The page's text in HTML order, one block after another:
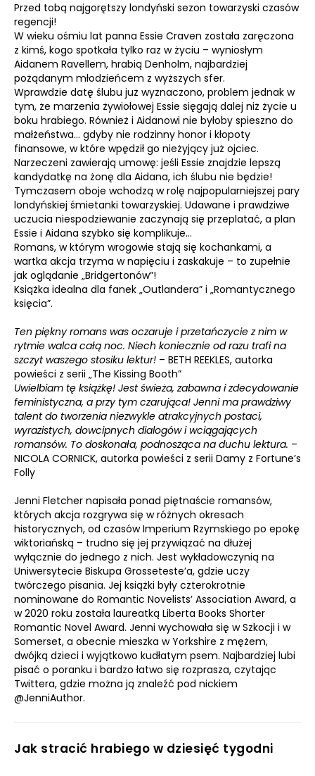
Przed tobą najgorętszy londyński sezon towarzyski czasów
regencji!
W wieku ośmiu lat panna Essie Craven została zaręczona
z kimś, kogo spotkała tylko raz w życiu – wyniosłym
Aidanem Ravellem, hrabią Denholm, najbardziej
pożądanym młodzieńcem z wyższych sfer.
Wprawdzie datę ślubu już wyznaczono, problem jednak w
tym, że marzenia żywiołowej Essie sięgają dalej niż życie u
boku hrabiego. Również i Aidanowi nie byłoby spieszno do
małżeństwa… gdyby nie rodzinny honor i kłopoty
finansowe, w które wpędził go nieżyjący już ojciec.
Narzeczeni zawierają umowę: jeśli Essie znajdzie lepszą
kandydatkę na żonę dla Aidana, ich ślubu nie będzie!
Tymczasem oboje wchodzą w rolę najpopularniejszej pary
londyńskiej śmietanki towarzyskiej. Udawane i prawdziwe
uczucia niespodziewanie zaczynają się przeplatać, a plan
Essie i Aidana szybko się komplikuje…
Romans, w którym wrogowie stają się kochankami, a
wartka akcja trzyma w napięciu i zaskakuje – to zupełnie
jak oglądanie „Bridgertonów”!
Książka idealna dla fanek „Outlandera” i „Romantycznego
księcia”.
Ten piękny romans was oczaruje i przetańczycie z nim w
rytmie walca całą noc. Niech koniecznie od razu trafi na
szczyt waszego stosiku lektur! – BETH REEKLES, autorka
powieści z serii „The Kissing Booth”
Uwielbiam tę książkę! Jest świeża, zabawna i zdecydowanie
feministyczna, a przy tym czarująca! Jenni ma prawdziwy
talent do tworzenia niezwykle atrakcyjnych postaci,
wyrazistych, dowcipnych dialogów i wciągających
romansów. To doskonała, podnosząca na duchu lektura. –
NICOLA CORNICK, autorka powieści z serii Damy z Fortune’s
Folly
Jenni Fletcher napisała ponad piętnaście romansów,
których akcja rozgrywa się w różnych okresach
historycznych, od czasów Imperium Rzymskiego po epokę
wiktoriańską – trudno się jej przywiązać na dłużej
wyłącznie do jednego z nich. Jest wykładowczynią na
Uniwersytecie Biskupa Grosseteste’a, gdzie uczy
twórczego pisania. Jej książki były czterokrotnie
nominowane do Romantic Novelists’ Association Award, a
w 2020 roku została laureatką Liberta Books Shorter
Romantic Novel Award. Jenni wychowała się w Szkocji i w
Somerset, a obecnie mieszka w Yorkshire z mężem,
dwójką dzieci i wyjątkowo kudłatym psem. Najbardziej lubi
pisać o poranku i bardzo łatwo się rozprasza, czytając
Twittera, gdzie można ją znaleźć pod nickiem
@JenniAuthor.
Jak stracić hrabiego w dziesięć tygodni